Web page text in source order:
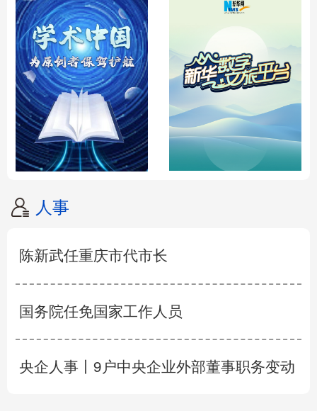
人事
陈新武任重庆市代市长
国务院任免国家工作人员
央企人事丨9户中央企业外部董事职务变动